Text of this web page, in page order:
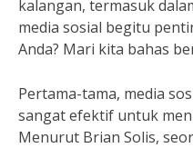
kalangan, termasuk
media sosial begitu
Anda? Mari kita bahas
Pertama-tama, media
sangat efektif untuk
Menurut Brian Solis,